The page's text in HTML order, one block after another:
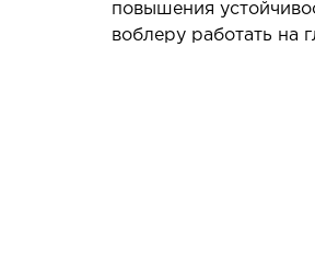
повышения
воблеру работать на